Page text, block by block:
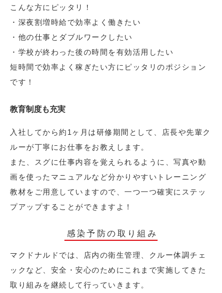
こんな方にピッタリ！
・深夜割増時給で効率よく働きたい
・他の仕事とダブルワークしたい
・学校が終わった後の時間を有効活用したい
短時間で効率よく稼ぎたい方にピッタリのポジション
です！
教育制度も充実
入社してから約1ヶ月は研修期間として、店長や先輩ク
ルーが丁寧にお仕事をお教えします。
また、スグに仕事内容を覚えられるように、写真や動
画を使ったマニュアルなど分かりやすいトレーニング
教材をご用意していますので、一つ一つ確実にステッ
プアップすることができますよ！
感染予防の取り組み
マクドナルドでは、店内の衛生管理、クルー体調チェ
ックなど、安全・安心のためにこれまで実施してきた
取り組みを継続して行っていきます。